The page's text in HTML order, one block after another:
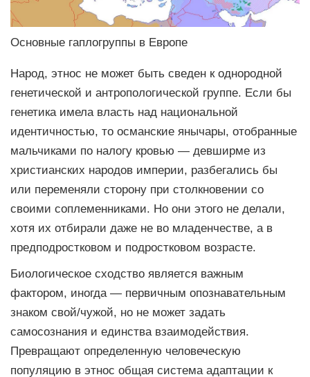
Основные гаплогруппы в Европе
Народ, этнос не может быть сведен к однородной
генетической и антропологической группе. Если бы
генетика имела власть над национальной
идентичностью, то османские янычары, отобранные
мальчиками по налогу кровью — девширме из
христианских народов империи, разбегались бы
или переменяли сторону при столкновении со
своими соплеменниками. Но они этого не делали,
хотя их отбирали даже не во младенчестве, а в
предподростковом и подростковом возрасте.
Биологическое сходство является важным
фактором, иногда — первичным опознавательным
знаком свой/чужой, но не может задать
самосознания и единства взаимодействия.
Превращают определенную человеческую
популяцию в этнос общая система адаптации к